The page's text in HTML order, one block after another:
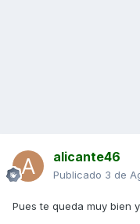
alicante46
Publicado 3 de
Pues te queda muy bien